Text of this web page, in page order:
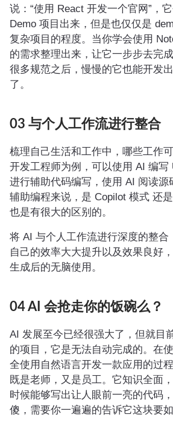
说：“使用 React 开发一个官网”，
Demo 项目出来，但是也仅仅是
复杂项目的程度。当你学会使用
的需求整理出来，让它一步步去完
很多规范之后，慢慢的它也能开发
了。
03 与个人工作流进行整合
梳理自己生活和工作中，哪些工作
开发工程师为例，可以使用 AI 编写
进行辅助代码编写，使用 AI 阅读源
辅助编程来说，是 Copilot 模式 还
也是有很大的区别的。
将 AI 与个人工作流进行深度的整合
自己的效率大大提升以及效果良好
生成后的无脑使用。
04 AI 会抢走你的饭碗么？
AI 发展至今已经很强大了，但就目
的项目，它是无法自动完成的。在
全使用自然语言开发一款应用的过
既是老师，又是员工。它知识全面
时候能够写出让人眼前一亮的代码
傻，需要你一遍遍的告诉它这块要如